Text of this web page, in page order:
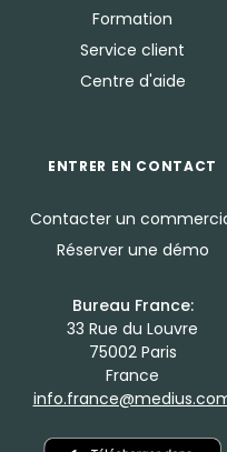
Formation
Service client
Centre d'aide
ENTRER EN CONTACT
Contacter un
Réserver une démo
Bureau France:
33 Rue du Louvre
75002 Paris
France